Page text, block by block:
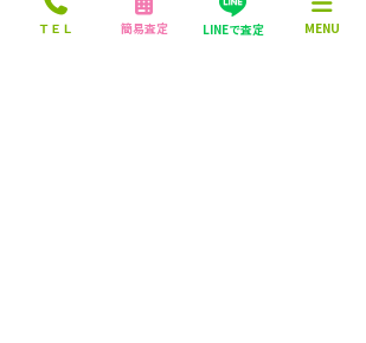
ＴＥＬ 簡易査定 LINEで査定 MENU